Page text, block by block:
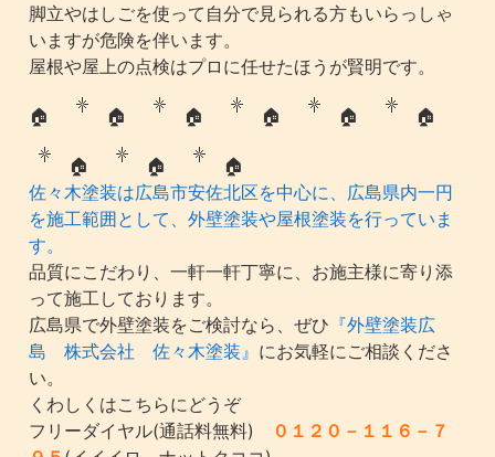
脚立やはしごを使って自分で見られる方もいらっしゃ
いますが危険を伴います。
屋根や屋上の点検はプロに任せたほうが賢明です。
🏠 🏠 🏠 🏠 🏠 🏠
🏠 🏠
🏠
佐々木塗装は広島市安佐北区を中心に、広島県内一円
を施工範囲として、外壁塗装や屋根塗装を行っていま
す。
品質にこだわり、一軒一軒丁寧に、お施主様に寄り添
って施工しております。
広島県で外壁塗装をご検討なら、ぜひ 『外壁塗装広
島 株式会社 佐々木塗装』 にお気軽にご相談くださ
い。
くわしくはこちらにどうぞ
フリーダイヤル(通話料無料)
０１２０－１１６－７